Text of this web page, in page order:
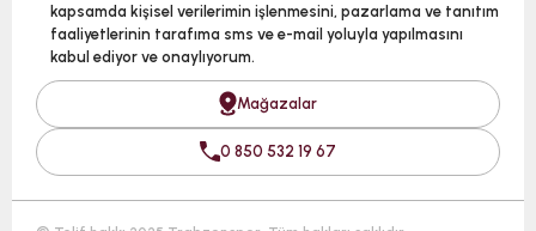
kapsamda kişisel verilerimin işlenmesini, pazarlama ve tanıtım
faaliyetlerinin tarafıma sms ve e-mail yoluyla yapılmasını
kabul ediyor ve onaylıyorum.
Mağazalar
0 850 532 19 67